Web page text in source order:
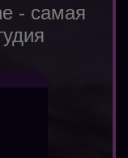
- самая